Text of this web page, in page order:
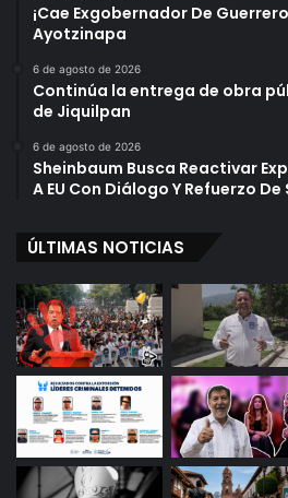
¡Cae Exgobernador De
Ayotzinapa
6 de agosto de 2026
Continúa la entrega de obra
de Jiquilpan
6 de agosto de 2026
Sheinbaum Busca Reactivar
A EU Con Diálogo Y Refuerzo
ÚLTIMAS NOTICIAS